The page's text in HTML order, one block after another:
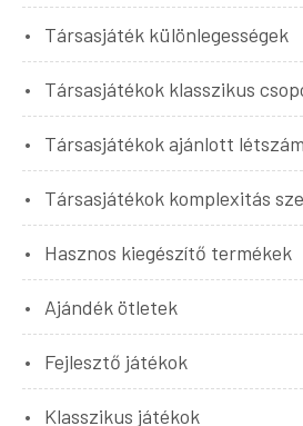
Társasjáték különlegességek
Társasjátékok klasszikus
Társasjátékok ajánlott
Társasjátékok komplexitás
Hasznos kiegészítő termékek
Ajándék ötletek
Fejlesztő játékok
Klasszikus játékok